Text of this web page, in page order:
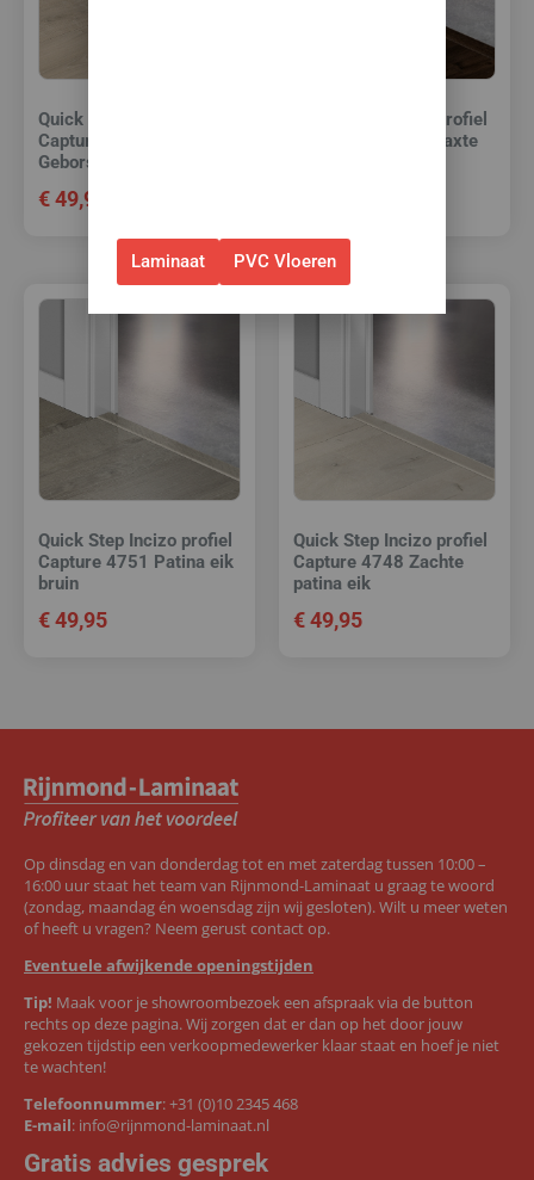
Quick Step Incizo profiel
Capture 4764
Geborstelde eik beige
€49,95
Quick Step Incizo profiel
Capture 4756 Gewaxte
Quick Step Incizo profiel
Capture 4751 Patina eik
bruin
€49,95
Quick Step Incizo profiel
Capture 4748 Zachte
patina eik
€49,95
Op dinsdag en van donderdag tot en met zaterdag tussen 10:00 –
16:00 uur staat het team van Rijnmond-Laminaat u graag te woord
(zondag, maandag én woensdag zijn wij gesloten). Wilt u meer weten
of heeft u vragen? Neem gerust contact op.
Eventuele afwijkende openingstijden
Tip! Maak voor je showroombezoek een afspraak via de button
rechts op deze pagina. Wij zorgen dat er dan op het door jouw
gekozen tijdstip een verkoopmedewerker klaar staat en hoef je niet
te wachten!
Telefoonnummer:+31 (0)10 2345 468
E-mail: info@rijnmond-laminaat.nl
Gratis advies gesprek
Laminaat PVC Vloeren